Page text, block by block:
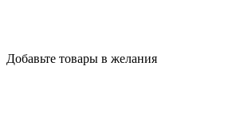
Добавьте товары в желания